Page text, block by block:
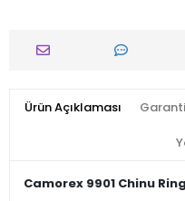
Ürün Açıklaması
Camorex 9901 Chinu